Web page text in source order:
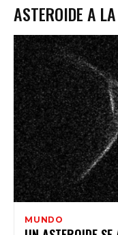
ASTEROIDE A
MUNDO